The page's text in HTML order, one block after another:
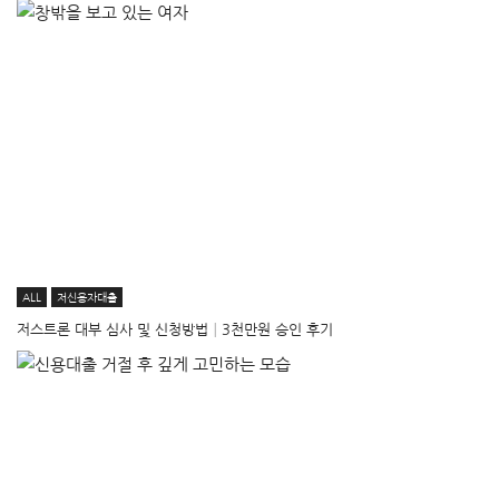
ALL 저신용자대출
저스트론 대부 심사 및 신청방법│3천만원 승인 후기